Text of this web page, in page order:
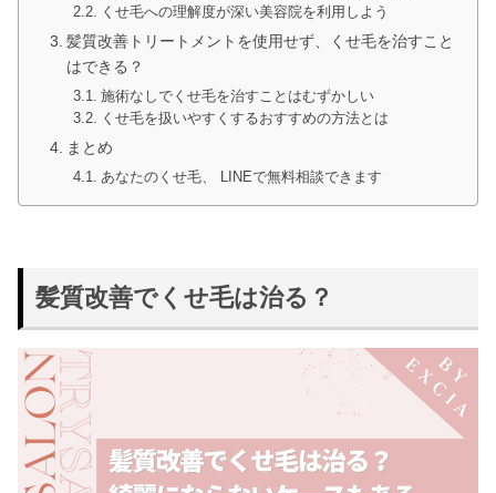
くせ毛への理解度が深い美容院を利用しよう
髪質改善トリートメントを使用せず、くせ毛を治すこと
はできる？
施術なしでくせ毛を治すことはむずかしい
くせ毛を扱いやすくするおすすめの方法とは
まとめ
あなたのくせ毛、 LINEで無料相談できます
髪質改善でくせ毛は治る？